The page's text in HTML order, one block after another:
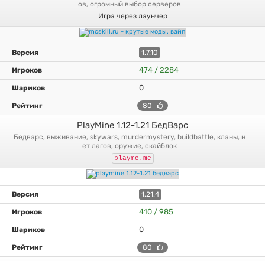
ов, огромный выбор серверов
Игра через лаунчер
1.7.10
474 / 2284
0
80
PlayMine 1.12-1.21 БедВарс
бедварс, выживание, skywars, murdermystery, buildbattle, кланы, н
ет лагов, оружие, скайблок
playmc.me
1.21.4
410 / 985
0
80